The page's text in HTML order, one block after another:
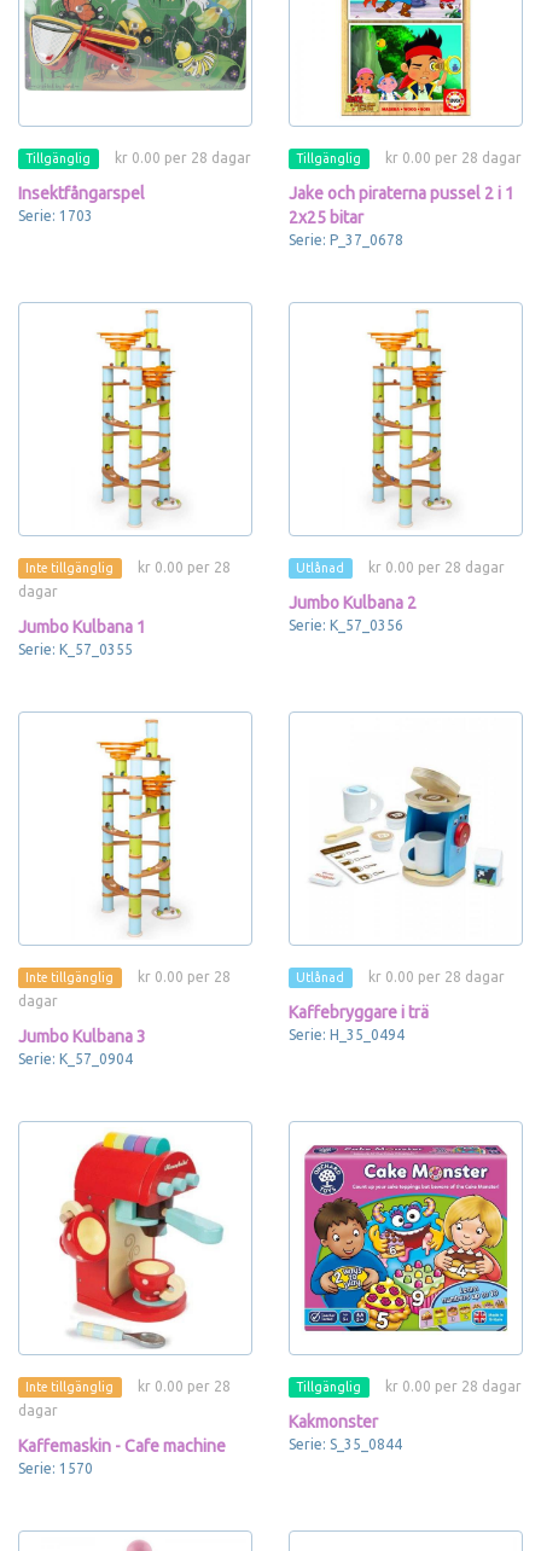
Tillgänglig kr 0.00 per 28 dagar
Insektfångarspel
Serie: 1703
Tillgänglig kr 0.00 per 28 dagar
Jake och piraterna pussel 2 i 1
2x25 bitar
Serie: P_37_0678
Inte tillgänglig
kr 0.00 per 28
dagar
Jumbo Kulbana 1
Serie: K_57_0355
Utlånad kr 0.00 per 28 dagar
Jumbo Kulbana 2
Serie: K_57_0356
Inte tillgänglig
kr 0.00 per 28
dagar
Jumbo Kulbana 3
Serie: K_57_0904
Utlånad kr 0.00 per 28 dagar
Kaffebryggare i trä
Serie: H_35_0494
Inte tillgänglig
kr 0.00 per 28
dagar
Kaffemaskin - Cafe machine
Serie: 1570
Tillgänglig kr 0.00 per 28 dagar
Kakmonster
Serie: S_35_0844